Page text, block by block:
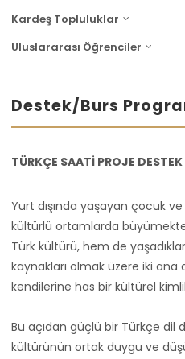
Kardeş Topluluklar
Uluslararası Öğrenciler
Destek/Burs
TÜRKÇE SAATİ PROJE
Yurt dışında yaşayan çocuk
kültürlü ortamlarda
Türk kültürü, hem de
kaynakları olmak üzere iki
kendilerine has bir kültürel
Bu açıdan güçlü bir Türkçe dil
kültürünün ortak duygu ve